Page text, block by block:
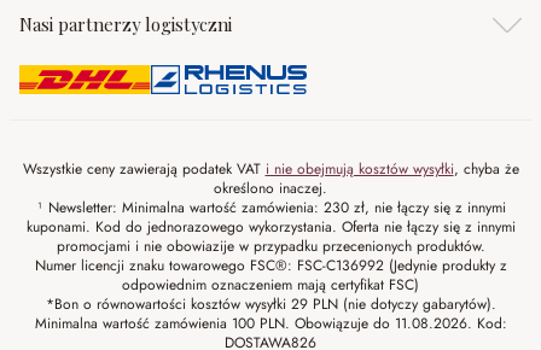
Nasi partnerzy logistyczni
Wszystkie ceny zawierają podatek VAT i nie obejmują kosztów wysyłki, chyba że
określono inaczej.
¹ Newsletter: Minimalna wartość zamówienia: 230 zł, nie łączy się z innymi
kuponami. Kod do jednorazowego wykorzystania. Oferta nie łączy się z innymi
promocjami i nie obowiazije w przypadku przecenionych produktów.
Numer licencji znaku towarowego FSC®: FSC-C136992 (Jedynie produkty z
odpowiednim oznaczeniem mają certyfikat FSC)
*Bon o równowartości kosztów wysyłki 29 PLN (nie dotyczy gabarytów).
Minimalna wartość zamówienia 100 PLN. Obowiązuje do 11.08.2026. Kod:
DOSTAWA826